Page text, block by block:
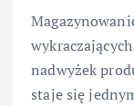
nadwyżek
staje się